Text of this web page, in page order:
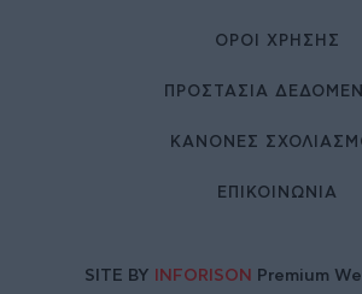
ΌΡΟΙ ΧΡΉΣΗΣ
ΠΡΟΣΤΑΣΙΑ
ΚΑΝΟΝΕΣ
ΕΠΙΚΟΙΝΩΝΊΑ
SITE BY INFORISON Premium